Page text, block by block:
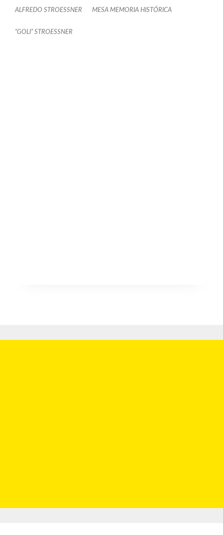
ALFREDO STROESSNER MESA MEMORIA HISTÓRICA
“GOLI” STROESSNER